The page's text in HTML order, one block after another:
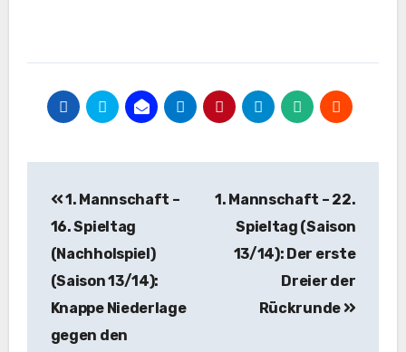
1. Mannschaft –
16. Spieltag
(Nachholspiel)
(Saison 13/14):
Knappe Niederlage
gegen den
1. Mannschaft – 22.
Spieltag (Saison
13/14): Der erste
Dreier der
Rückrunde